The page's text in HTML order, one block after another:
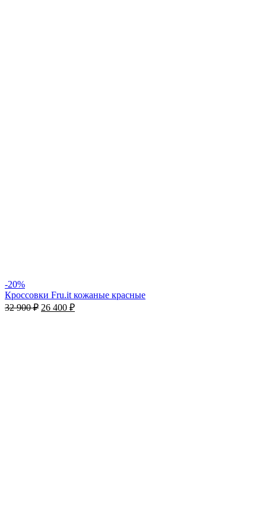
-20%
Кроссовки Fru.it кожаные красные
32 900₽ 26 400 ₽